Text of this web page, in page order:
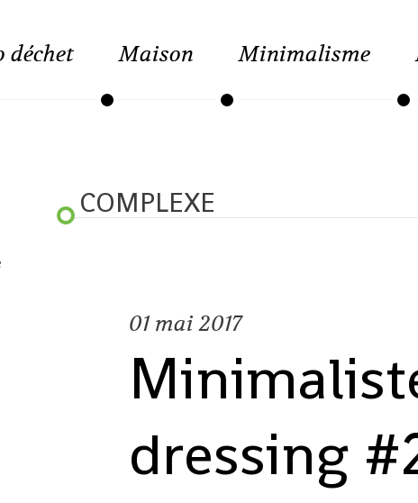
déchet Maison Minimalisme
COMPLEXE
01 mai 2017
dressing